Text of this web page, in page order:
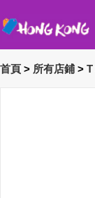
首頁 > 所有店鋪 > T